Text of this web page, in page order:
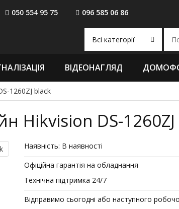
050 554 95 75 096 585 06 86
Всі категорії
ВІДЕОНАГЛЯД
1260ZJ black
Hikvision DS-
Наявність: В наявності
Офіційна гарантія на обладнання
Технічна підтримка 24/7
Відправимо сьогодні або наступного